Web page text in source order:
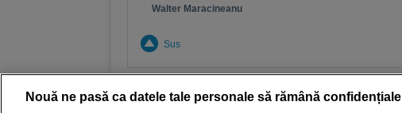
Walter Maracineanu
Sus
Nouă ne pasă ca datele tale personale să rămână confidențiale